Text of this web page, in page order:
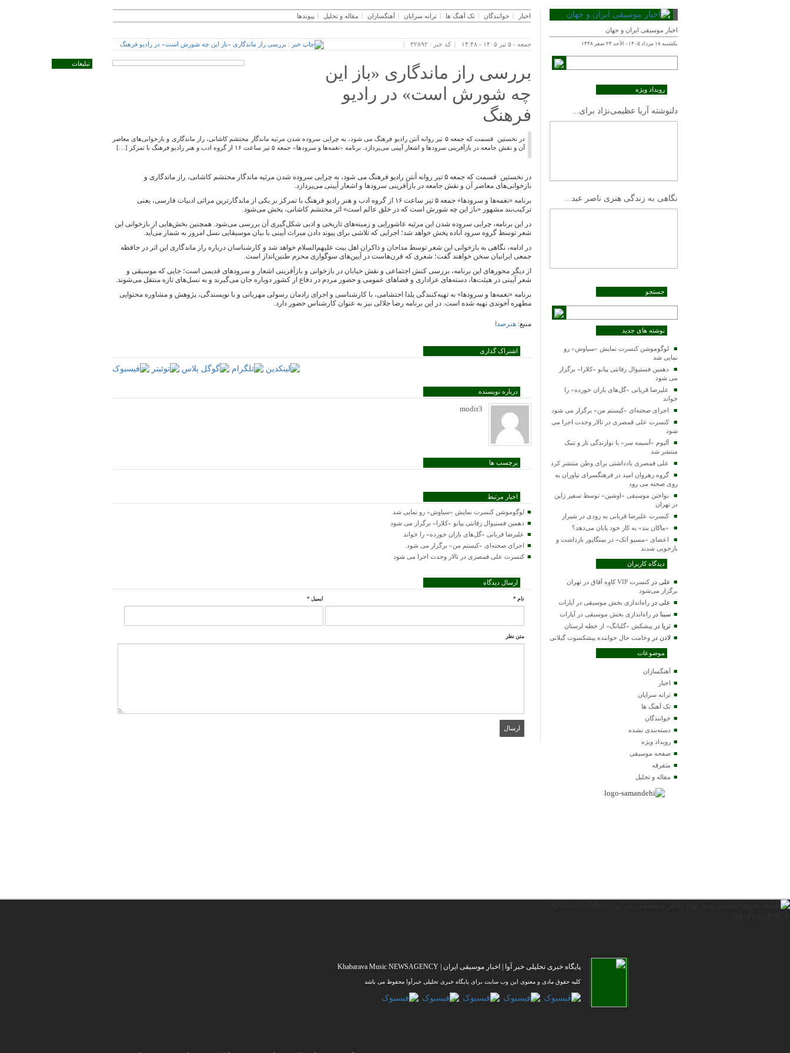
اخبار موسیقی ایران و جهان
یکشنبه ۱۸ مرداد ۱۴۰۵ - الأحد ۲۴ صفر ۱۴۴۸
رویداد ویژه
دلنوشته آریا عظیمی‌نژاد برای...
نگاهی به زندگی هنری ناصر عبد...
جستجو
نوشته های جدید
لوگوموشن کنسرت‌ نمایش «سیاوش» رو
نمایی شد
دهمین فستیوال رقابتی پیانو «کلارا» برگزار
می شود
علیرضا قربانی «گل‌های باران خورده» را
خواند
اجرای صحنه‌ای «کیستم من» برگزار می شود
کنسرت علی قمصری در تالار وحدت اجرا می
شود
آلبوم «آسیمه سر» با نوازندگی تار و تنبک
منتشر شد
علی قمصری یادداشتی برای وطن منتشر کرد
گروه رهروان امید در فرهنگسرای نیاوران به
روی صحنه می رود
نواختن موسیقی «اوشین» توسط سفیر ژاپن
در تهران
کنسرت علیرضا قربانی به زودی در شیراز
«ماکان بند» به کار خود پایان می‌دهد؟
اعضای «مسیو اَتک» در سنگاپور بازداشت و
بازجویی شدند
دیدگاه کاربران
علی در
کنسرت VIP کاوه آفاق در تهران
برگزار می‌شود
علی در راه‌اندازی بخش موسیقی در آپارات
سینا در راه‌اندازی بخش موسیقی در آپارات
ثریا در پیشکش «گلبانگ» از خطه لرستان
لادن در وخامت حال خواننده پیشکسوت گیلانی
موضوعات
آهنگسازان
اخبار
ترانه سرایان
تک آهنگ ها
خوانندگان
دسته‌بندی نشده
رویداد ویژه
صفحه موسیقی
متفرقه
مقاله و تحلیل
اخبار خوانندگان تک آهنگ ها ترانه سرایان آهنگسازان مقاله و تحلیل پیوندها
جمعه - ۵ تیر ۱۴۰۵ - ۱۴:۴۸ کد خبر : ۳۲۸۹۲
بررسی راز ماندگاری «باز این
چه شورش است» در رادیو
فرهنگ
در نخستین قسمت که جمعه ۵ تیر روانه آنتن رادیو فرهنگ می شود، به چرایی سروده شدن مرثیه ماندگار محتشم کاشانی، راز ماندگاری و بازخوانی‌های معاصر
آن و نقش جامعه در بازآفرینی سرودها و اشعار آیینی می‌پردازد. برنامه «نغمه‌ها و سرودها» جمعه ۵ تیر ساعت ۱۶ از گروه ادب و هنر رادیو فرهنگ با تمرکز […]
در نخستین قسمت که جمعه ۵ تیر روانه آنتن رادیو فرهنگ می شود، به چرایی سروده شدن مرثیه ماندگار محتشم کاشانی، راز ماندگاری و
بازخوانی‌های معاصر آن و نقش جامعه در بازآفرینی سرودها و اشعار آیینی می‌پردازد.
برنامه «نغمه‌ها و سرودها» جمعه ۵ تیر ساعت ۱۶ از گروه ادب و هنر رادیو فرهنگ با تمرکز بر یکی از ماندگارترین مراثی ادبیات فارسی، یعنی
ترکیب‌بند مشهور «باز این چه شورش است که در خلق عالم است» اثر محتشم کاشانی، پخش می‌شود.
در این برنامه، چرایی سروده شدن این مرثیه عاشورایی و زمینه‌های تاریخی و ادبی شکل‌گیری آن بررسی می‌شود. همچنین بخش‌هایی از بازخوانی این
شعر توسط گروه سرود آباده پخش خواهد شد؛ اجرایی که تلاشی برای پیوند دادن میراث آیینی با بیان موسیقایی نسل امروز به شمار می‌آید.
در ادامه، نگاهی به بازخوانی این شعر توسط مداحان و ذاکران اهل بیت علیهم‌السلام خواهد شد و کارشناسان درباره راز ماندگاری این اثر در حافظه
جمعی ایرانیان سخن خواهند گفت؛ شعری که قرن‌هاست در آیین‌های سوگواری محرم طنین‌انداز است.
از دیگر محورهای این برنامه، بررسی کنش اجتماعی و نقش خیابان در بازخوانی و بازآفرینی اشعار و سرودهای قدیمی است؛ جایی که موسیقی و
شعر آیینی در هیئت‌ها، دسته‌های عزاداری و فضاهای عمومی و حضور مردم در دفاع از کشور دوباره جان می‌گیرند و به نسل‌های تازه منتقل می‌شوند.
برنامه «نغمه‌ها و سرودها» به تهیه‌کنندگی یلدا احتشامی، با کارشناسی و اجرای رادمان رسولی مهربانی و با نویسندگی، پژوهش و مشاوره محتوایی
مطهره آخوندی تهیه شده است. در این برنامه رضا جلالی نیز به عنوان کارشناس حضور دارد.
منبع: هنرصدا
اشتراک گذاری
درباره نویسنده
modir3
برچسب ها
اخبار مرتبط
لوگوموشن کنسرت‌ نمایش «سیاوش» رو نمایی شد
دهمین فستیوال رقابتی پیانو «کلارا» برگزار می شود
علیرضا قربانی «گل‌های باران خورده» را خواند
اجرای صحنه‌ای «کیستم من» برگزار می شود
کنسرت علی قمصری در تالار وحدت اجرا می شود
ارسال دیدگاه
نام * ایمیل *
متن نظر
تبلیغات
پایگاه خبری تحلیلی خبر آوا | اخبار موسیقی ایران | Khabarava Music NEWSAGENCY
کلیه حقوق مادی و معنوی این وب سایت برای پایگاه خبری تحلیلی خبرآوا محفوظ می باشد